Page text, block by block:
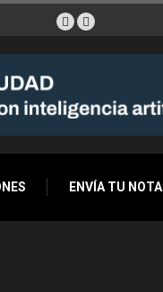
ENVÍA TU NOTA